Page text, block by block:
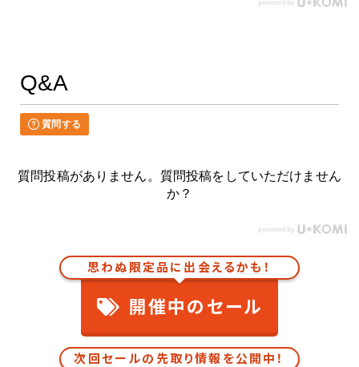
Q&A
質問する
質問投稿がありません。質問投稿をしていただけません
か？
思わぬ限定品に出会えるかも！
開催中のセール
次回セールの先取り情報を公開中！